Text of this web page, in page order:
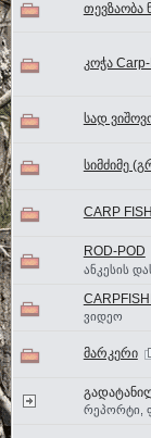
თევზაობა
კოჭა
სად
სიმძიმე
CARP
ROD-POD
ანკესის
ვიდეო
მარკერი
რეპორტი,